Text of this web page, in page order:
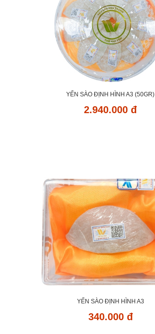
YẾN SÀO ĐỊNH HÌNH A3 (50GR)
2.940.000 đ
YẾN SÀO ĐỊNH HÌNH A3
340.000 đ